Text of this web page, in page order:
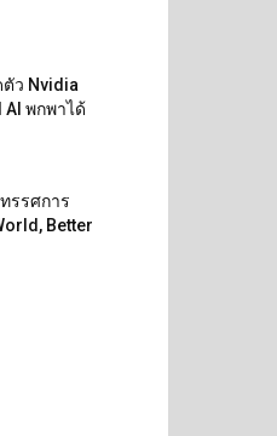
ตัว Nvidia
AI พกพาได้
รรศการ
Better